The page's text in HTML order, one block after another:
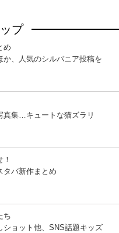
プ
め
か、人気のシルバニア投稿を
真集…キュートな猫ズラリ
バ新作まとめ
ち
ショット他、SNS話題キッズ